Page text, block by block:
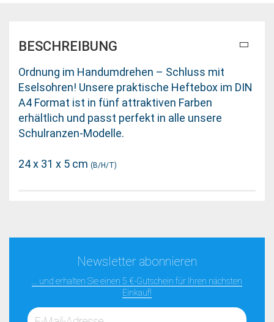
BESCHREIBUNG
Ordnung im Handumdrehen – Schluss mit
Eselsohren! Unsere praktische Heftebox im DIN
A4 Format ist in fünf attraktiven Farben
erhältlich und passt perfekt in alle unsere
Schulranzen-Modelle.
24 x 31 x 5 cm (B/H/T)
Newsletter abonnieren
... und erhalten Sie einen 5 €-Gutschein für Ihren nächsten
Einkauf!